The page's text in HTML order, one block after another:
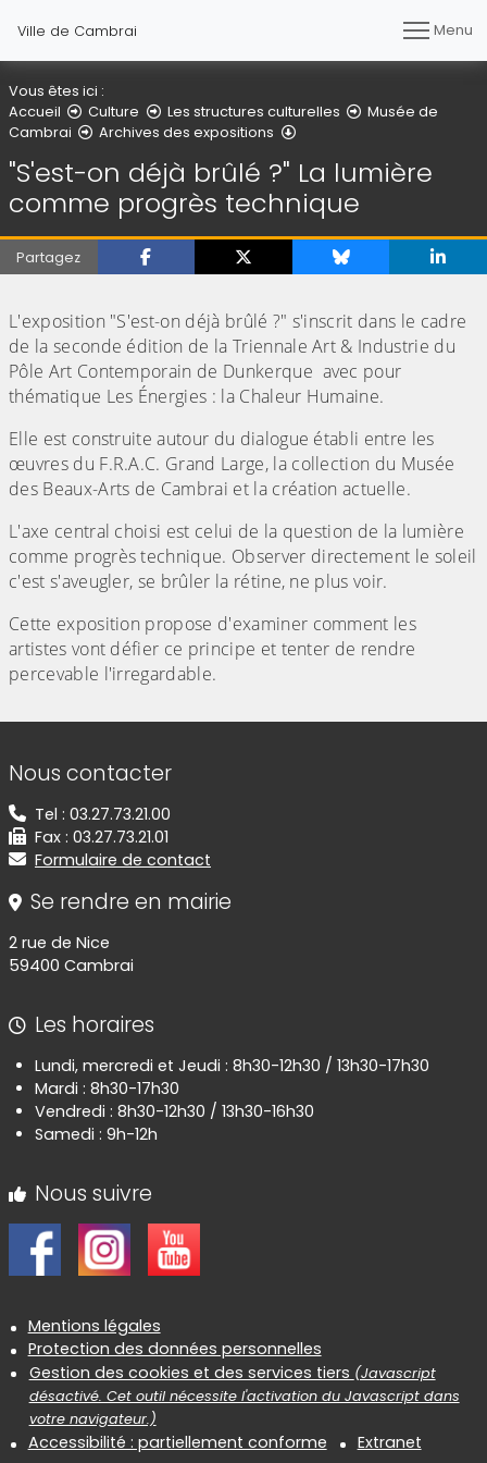
Ville de Cambrai Menu
Vous êtes ici :
Accueil
Culture Les structures culturelles
Musée de
Cambrai
Archives des expositions
"S'est-on déjà brûlé ?" La lumière
comme progrès technique
Partagez
L'exposition "S'est-on déjà brûlé ?" s'inscrit dans le cadre
de la seconde édition de la Triennale Art & Industrie du
Pôle Art Contemporain de Dunkerque avec pour
thématique Les Énergies : la Chaleur Humaine.
Elle est construite autour du dialogue établi entre les
œuvres du F.R.A.C. Grand Large, la collection du Musée
des Beaux-Arts de Cambrai et la création actuelle.
L'axe central choisi est celui de la question de la lumière
comme progrès technique. Observer directement le soleil
c'est s'aveugler, se brûler la rétine, ne plus voir.
Cette exposition propose d'examiner comment les
artistes vont défier ce principe et tenter de rendre
percevable l'irregardable.
Informations de contact
Nous contacter
Tel : 03.27.73.21.00
Fax : 03.27.73.21.01
Formulaire de contact
Se rendre en mairie
2 rue de Nice
59400 Cambrai
Les horaires
Lundi, mercredi et Jeudi : 8h30-12h30 / 13h30-17h30
Mardi : 8h30-17h30
Vendredi : 8h30-12h30 / 13h30-16h30
Samedi : 9h-12h
Nous suivre
Informations réglementaires
Mentions légales
Protection des données personnelles
Gestion des cookies et des services tiers (Javascript
désactivé. Cet outil nécessite l'activation du Javascript dans
votre navigateur.)
Accessibilité : partiellement conforme Extranet